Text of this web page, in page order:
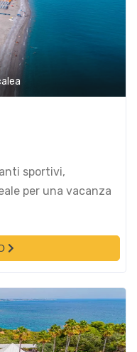
sportivi,
per una vacanza